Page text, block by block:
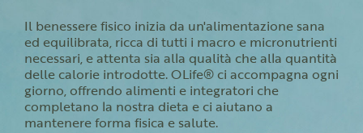
Il benessere fisico inizia da un'alimentazione sana
ed equilibrata, ricca di tutti i macro e micronutrienti
necessari, e attenta sia alla qualità che alla quantità
delle calorie introdotte. OLife® ci accompagna ogni
giorno, offrendo alimenti e integratori che
completano la nostra dieta e ci aiutano a
mantenere forma fisica e salute.